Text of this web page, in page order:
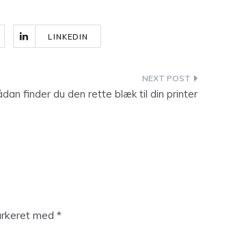
LINKEDIN
finder du den rette blæk til din printer
med *